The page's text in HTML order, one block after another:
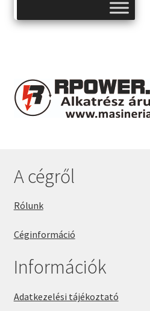
A cégről
Rólunk
Céginformáció
Információk
Adatkezelési tájékoztató